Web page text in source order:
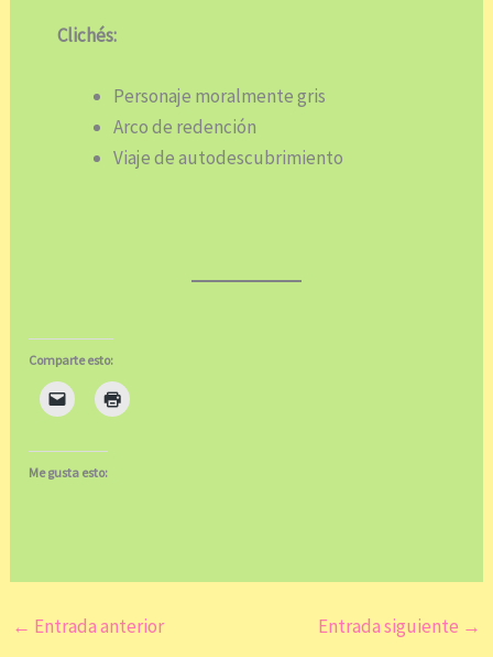
Clichés:
Personaje moralmente gris
Arco de redención
Viaje de autodescubrimiento
Comparte esto:
Me gusta esto:
← Entrada anterior Entrada siguiente →